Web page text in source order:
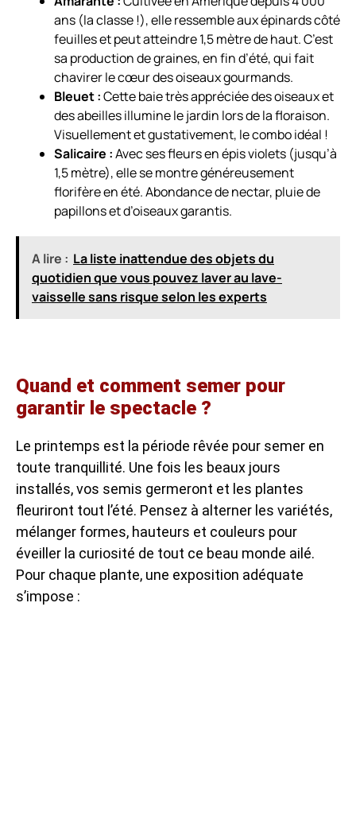
ans (la classe !), elle ressemble aux épinards côté
feuilles et peut atteindre 1,5 mètre de haut. C’est
sa production de graines, en fin d’été, qui fait
chavirer le cœur des oiseaux gourmands.
Bleuet :Cette baie très appréciée des oiseaux et
des abeilles illumine le jardin lors de la floraison.
Visuellement et gustativement, le combo idéal !
Salicaire :Avec ses fleurs en épis violets (jusqu’à
1,5 mètre), elle se montre généreusement
florifère en été. Abondance de nectar, pluie de
papillons et d’oiseaux garantis.
A lire : La liste inattendue des objets du
quotidien que vous pouvez laver au lave-
vaisselle sans risque selon les experts
Quand et comment semer pour
garantir le spectacle ?
Le printemps est la période rêvée pour semer en
toute tranquillité. Une fois les beaux jours
installés, vos semis germeront et les plantes
fleuriront tout l’été. Pensez à alterner les variétés,
mélanger formes, hauteurs et couleurs pour
éveiller la curiosité de tout ce beau monde ailé.
Pour chaque plante, une exposition adéquate
s’impose :